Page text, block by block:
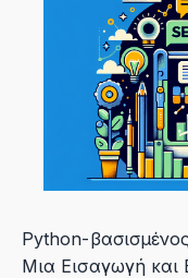
Python-
Μια Εισαγωγή και